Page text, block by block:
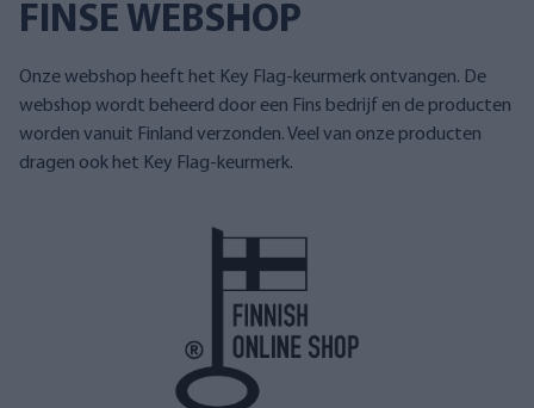
FINSE WEBSHOP
Onze webshop heeft het Key Flag-keurmerk ontvangen. De
webshop wordt beheerd door een Fins bedrijf en de producten
worden vanuit Finland verzonden. Veel van onze producten
dragen ook het Key Flag-keurmerk.